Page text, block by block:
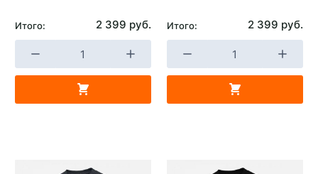
Итого: 2 399 руб. Итого: 2 399 руб.